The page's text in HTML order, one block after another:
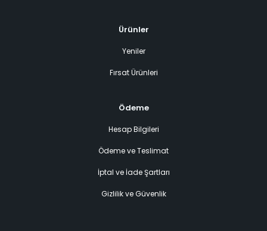
Ürünler
Yeniler
Fırsat Ürünleri
Ödeme
Hesap Bilgileri
Ödeme ve Teslimat
İptal ve İade Şartları
Gizlilik ve Güvenlik